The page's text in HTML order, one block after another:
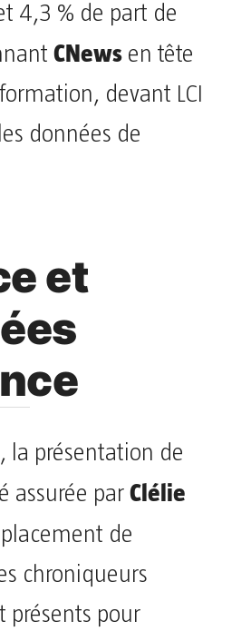
4,3 % de part de
CNews en tête
devant LCI
données de
et
la présentation de
assurée par Clélie
de
chroniqueurs
présents pour